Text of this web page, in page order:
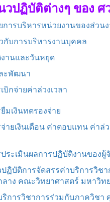
ปฏิบัติต่างๆ ของ ศ
การบริหารหน่วยงานของส่วน
กับการบริหารงานบุคคล
งานและวันหยุด
ะพัฒนา
กจ่ายค่าล่วงเวลา
มเงินทดรองจ่าย
ยเงินเดือน ค่าตอบแทน ค่าล่
ระเมินผลการปฏิบัติงานของผู้
ฏิบัติการจัดสรรค่าบริการวิช
าง คณะวิทยาศาสตร์ มหาวิท
ริการวิชาการร่วมกับภาควิชา